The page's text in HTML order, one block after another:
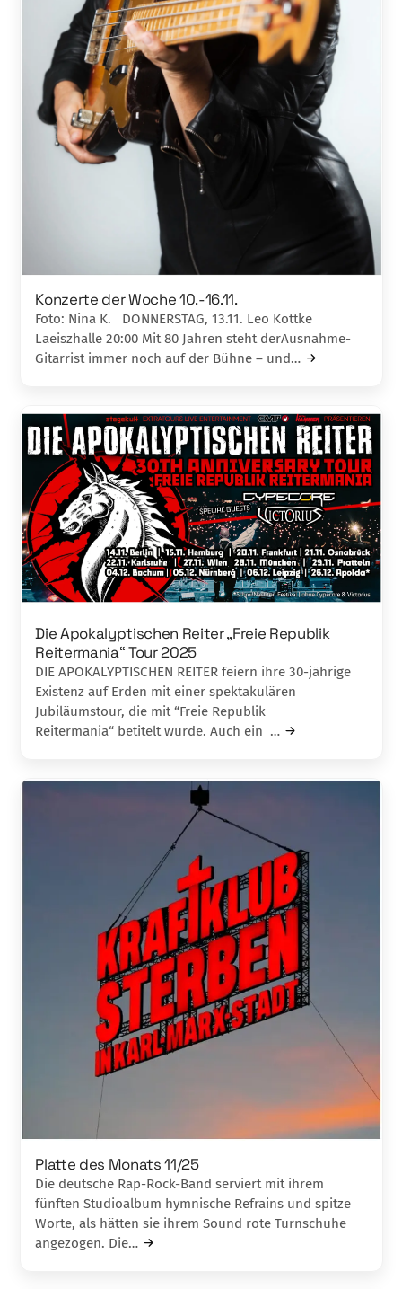
Konzerte der Woche 10.-16.11.
Foto: Nina K. DONNERSTAG, 13.11. Leo Kottke
Laeiszhalle 20:00 Mit 80 Jahren steht derAusnahme-
Gitarrist immer noch auf der Bühne – und…
Die Apokalyptischen Reiter „Freie Republik
Reitermania“ Tour 2025
DIE APOKALYPTISCHEN REITER feiern ihre 30-jährige
Existenz auf Erden mit einer spektakulären
Jubiläumstour, die mit “Freie Republik
Reitermania“ betitelt wurde. Auch ein …
Platte des Monats 11/25
Die deutsche Rap-Rock-Band serviert mit ihrem
fünften Studioalbum hymnische Refrains und spitze
Worte, als hätten sie ihrem Sound rote Turnschuhe
angezogen. Die…